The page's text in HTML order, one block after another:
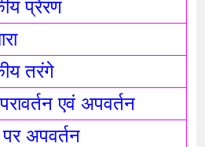
प्रेरण
तरंगे
एवं अपवर्तन
पर अपवर्तन